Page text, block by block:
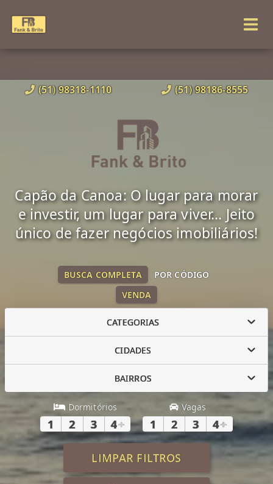
(51) 98318-1110 (51) 98186-8555
Capão da Canoa: O lugar para morar
e investir, um lugar para viver... Jeito
único de fazer negócios imobiliários!
VENDA
BUSCA COMPLETA POR CÓDIGO
CATEGORIAS
CIDADES
BAIRROS
Dormitórios
1 2 3 4+
Vagas
1 2 3 4+
LIMPAR FILTROS